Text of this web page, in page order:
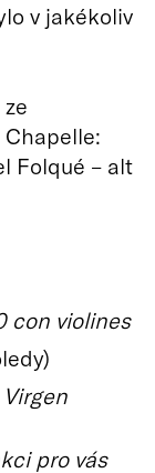
v jakékoliv
Folqué – alt
con violines
pro vás